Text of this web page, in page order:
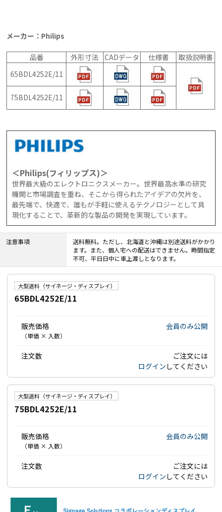
メーカー：Philips
品番 外形寸法 CADデータ 仕様書
取扱説明書
65BDL4252E/11
75BDL4252E/11
＜Philips(フィリップス)＞
世界最大級のエレクトロニクスメーカー。世界最高水準の研究
機関と市場調査を重ね、そこから得られたアイデアの欠片を、
最先端で、快適で、誰もが手軽に使えるテクノロジーとして具
現化することで、革新的な製品の開発を実現しています。
注意事項
送料無料。ただし、北海道と沖縄は別途送料がかかり
ます。また、個人宅への配送はできません。時間指定
不可、平日日中に車上渡しとなります。
大型送料（サイネージ・ディスプレイ）
65BDL4252E/11
販売価格
（単価 × 入数）
会員のみ公開
注文数
ご注文には
ログイン してください
大型送料（サイネージ・ディスプレイ）
75BDL4252E/11
販売価格
（単価 × 入数）
会員のみ公開
注文数
ご注文には
ログイン してください